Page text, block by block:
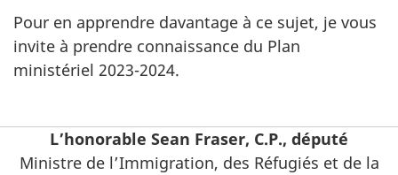
Pour en apprendre davantage à ce sujet, je vous
invite à prendre connaissance du Plan
ministériel 2023-2024.
L’honorable Sean Fraser, C.P., député
Ministre de l’Immigration, des Réfugiés et de la